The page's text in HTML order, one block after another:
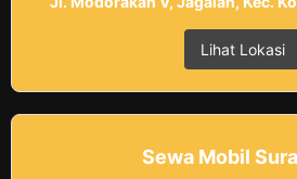
Lihat Lokasi
Sewa Mobil